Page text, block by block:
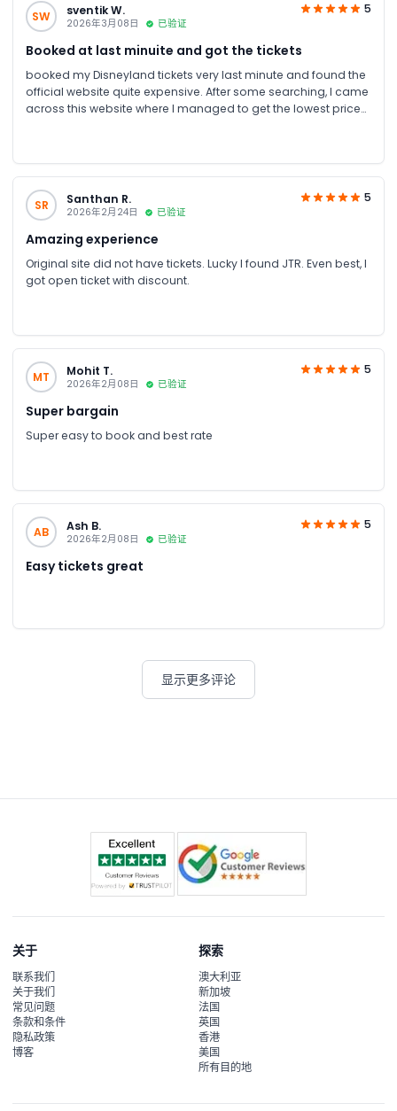
SW sventik W.
2026年3月08日 已验证
5
Booked at last minuite and got the tickets
booked my Disneyland tickets very last minute and found the
official website quite expensive. After some searching, I came
across this website where I managed to get the lowest price
SR Santhan R.
2026年2月24日 已验证
5
Amazing experience
Original site did not have tickets. Lucky I found JTR. Even best, I
got open ticket with discount.
MT Mohit T.
2026年2月08日 已验证
5
Super bargain
Super easy to book and best rate
AB Ash B.
2026年2月08日 已验证
5
Easy tickets great
显示更多评论
关于
联系我们
关于我们
常见问题
条款和条件
隐私政策
博客
探索
澳大利亚
新加坡
法国
英国
香港
美国
所有目的地